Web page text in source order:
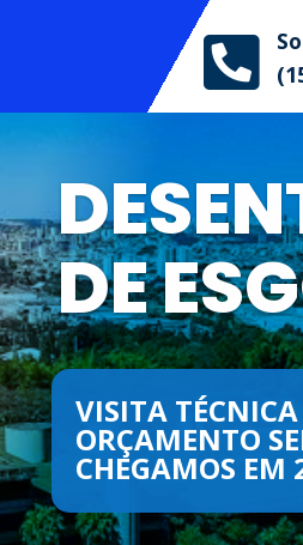

VISITA
ORÇAMENTO
CHEGAMOS